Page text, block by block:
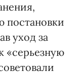
постановки
уход за
«серьезную